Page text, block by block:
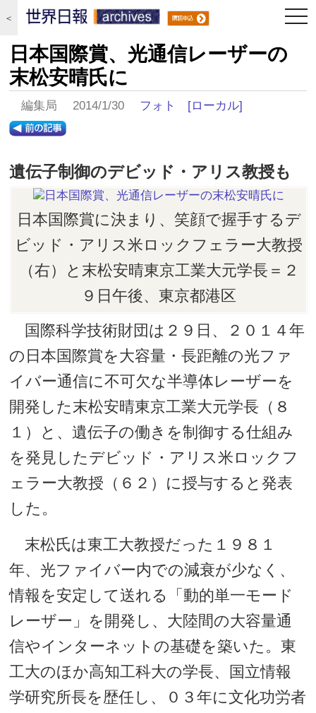
＜
日本国際賞、光通信レーザーの
末松安晴氏に
編集局 2014/1/30 フォト [ローカル]
遺伝子制御のデビッド・アリス教授も
日本国際賞に決まり、笑顔で握手するデ
ビッド・アリス米ロックフェラー大教授
（右）と末松安晴東京工業大元学長＝２
９日午後、東京都港区
国際科学技術財団は２９日、２０１４年
の日本国際賞を大容量・長距離の光ファ
イバー通信に不可欠な半導体レーザーを
開発した末松安晴東京工業大元学長（８
１）と、遺伝子の働きを制御する仕組み
を発見したデビッド・アリス米ロックフ
ェラー大教授（６２）に授与すると発表
した。
末松氏は東工大教授だった１９８１
年、光ファイバー内での減衰が少なく、
情報を安定して送れる「動的単一モード
レーザー」を開発し、大陸間の大容量通
信やインターネットの基礎を築いた。東
工大のほか高知工科大の学長、国立情報
学研究所長を歴任し、０３年に文化功労者